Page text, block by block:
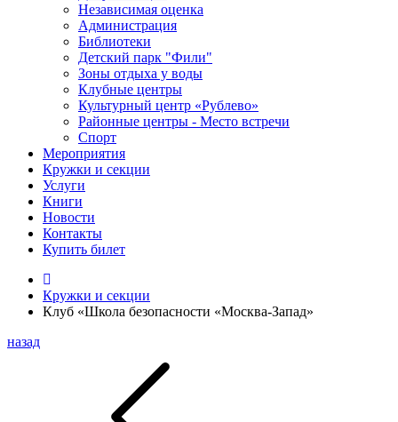
Независимая оценка
Администрация
Библиотеки
Детский парк "Фили"
Зоны отдыха у воды
Клубные центры
Культурный центр «Рублево»
Районные центры - Место встречи
Спорт
Мероприятия
Кружки и секции
Услуги
Книги
Новости
Контакты
Купить билет
Кружки и секции
Клуб «Школа безопасности «Москва-Запад»
назад